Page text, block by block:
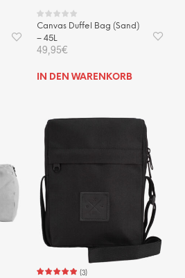
Canvas Duffel Bag (Sand)
– 45L
49,95€
IN DEN WARENKORB
(3)